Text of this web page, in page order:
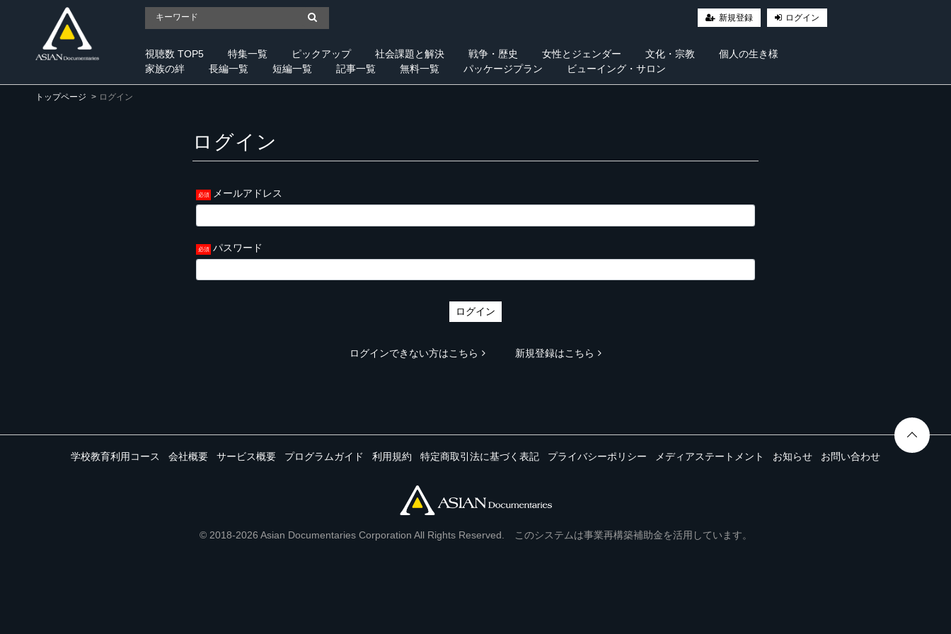
新規登録 ログイン
視聴数 TOP5 特集一覧 ピックアップ 社会課題と解決 戦争・歴史 女性とジェンダー 文化・宗教
個人の生き様
家族の絆
長編一覧 短編一覧 記事一覧 無料一覧 パッケージプラン ビューイング・サロン
トップページ ログイン
ログイン
メールアドレス
パスワード
ログイン
ログインできない方はこちら 新規登録はこちら
学校教育利用コース 会社概要 サービス概要 プログラムガイド 利用規約 特定商取引法に基づく表記 プライバシーポリシー メディアステートメント お知らせ お問い合わせ
© 2018-2026 Asian Documentaries Corporation All Rights Reserved. このシステムは事業再構築補助金を活用しています。